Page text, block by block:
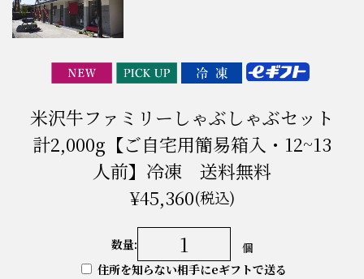
米沢牛ファミリーしゃぶしゃぶセット
計2,000g【ご自宅用簡易箱入・12~13
人前】冷凍 送料無料
¥45,360(税込)
数量:
個
住所を知らない相手にeギフトで送る